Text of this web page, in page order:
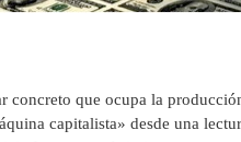
concreto que ocupa la
capitalista» desde una